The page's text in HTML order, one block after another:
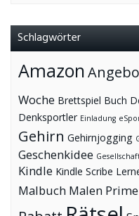
Schlagwörter
Amazon
Woche Brettspiel Buch
Denksportler Einladung
Gehirn Gehirnjogging
Geschenkidee
Kindle Kindle Scribe
Malbuch Malen